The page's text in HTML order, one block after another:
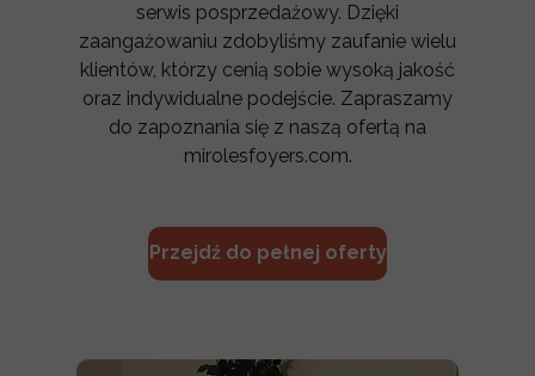
serwis posprzedażowy. Dzięki
zaangażowaniu zdobyliśmy zaufanie wielu
klientów, którzy cenią sobie wysoką jakość
oraz indywidualne podejście. Zapraszamy
do zapoznania się z naszą ofertą na
mirolesfoyers.com.
Przejdź do pełnej oferty